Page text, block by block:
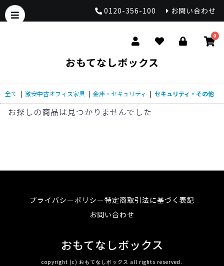
0120-356-100 お問い合わせ
0
おもてなしボックス
全て | 激安中古オフィス家具 | 金庫・セキュリティ | セキュリティ・その他
お探しの商品は見つかりませんでした
プライバシーポリシー特定商取引法に基づく表記
お問い合わせ
おもてなしボックス
copyright (c) おもてなしボックス all rights reserved.